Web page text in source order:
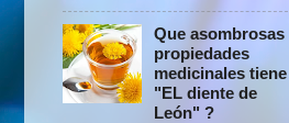
Que asombrosas
propiedades
medicinales tiene
"EL diente de
León" ?